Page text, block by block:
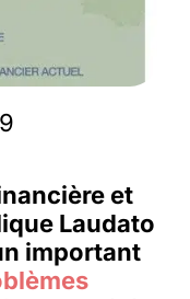
et
Laudato
important